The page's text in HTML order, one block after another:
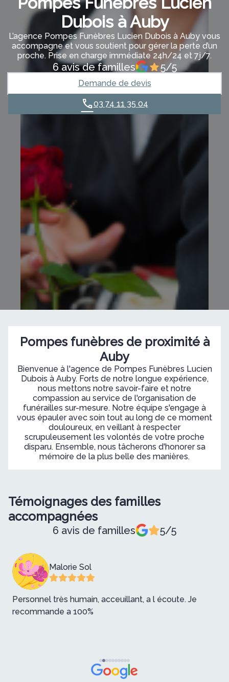
Dubois à Auby
L’agence Pompes Funèbres Lucien Dubois à Auby vous
accompagne et vous soutient pour gérer la perte d’un
proche. Prise en charge immédiate 24h/24 et 7j/7.
6 avis de familles 5/5
Demande de devis
03 74 11 35 04
Pompes funèbres de proximité à
Auby
Bienvenue à l'agence de Pompes Funèbres Lucien
Dubois à Auby. Forts de notre longue expérience,
nous mettons notre savoir-faire et notre
compassion au service de l'organisation de
funérailles sur-mesure. Notre équipe s'engage à
vous épauler avec soin tout au long de ce moment
douloureux, en veillant à respecter
scrupuleusement les volontés de votre proche
disparu. Ensemble, nous tâcherons d'honorer sa
mémoire de la plus belle des manières.
Témoignages des familles
accompagnées
6 avis de familles 5/5
Malorie Sol
Personnel très humain, acceuillant, a l écoute. Je
recommande a 100%